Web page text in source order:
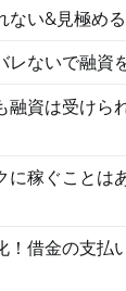
ない&見極め
レないで融資
融資は受けら
に稼ぐことは
！借金の支払